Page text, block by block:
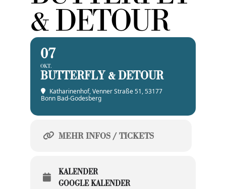
& DETOUR
07
OKT.
BUTTERFLY & DETOUR
Katharinenhof, Venner Straße 51, 53177
Bonn Bad-Godesberg
MEHR INFOS / TICKETS
KALENDER
GOOGLE KALENDER